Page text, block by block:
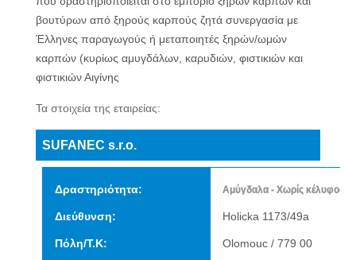
βουτύρων από ξηρούς καρπούς ζητά συνεργασία με
Έλληνες παραγωγούς ή μεταποιητές ξηρών/ωμών
καρπών (κυρίως αμυγδάλων, καρυδιών, φιστικιών και
φιστικιών Αιγίνης
Τα στοιχεία της εταιρείας:
SUFANEC s.r.o.
Δραστηριότητα: Αμύγδαλα - Χωρίς κέλυφος -
Διεύθυνση: Holicka 1173/49a
Πόλη/Τ.Κ: Olomouc / 779 00